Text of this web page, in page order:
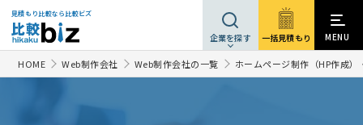
見積もり比較なら比較ビズ
企業を探す 一括見積もり MENU
HOME Web制作会社 Web制作会社の一覧 ホームページ制作（HP作成